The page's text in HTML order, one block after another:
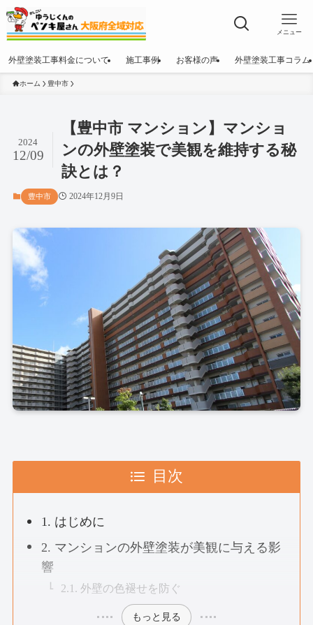
メニュー
外壁塗装工事料金について 施工事例 お客様の声 外壁塗装工事コラム
ホーム 豊中市
【豊中市 マンション】マンショ
ンの外壁塗装で美観を維持する秘
訣とは？
2024
12/09
豊中市 2024年12月9日
目次
1. はじめに
2. マンションの外壁塗装が美観に与える影
響
2.1. 外壁の色褪せを防ぐ
もっと見る